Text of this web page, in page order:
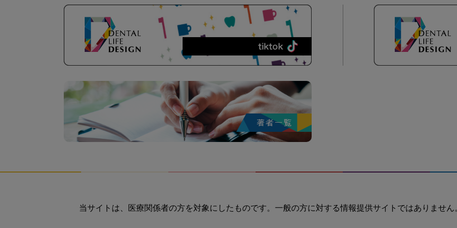
当サイトは、医療関係者の方を対象にしたものです。一般の方に対する情報提供サイトではありません